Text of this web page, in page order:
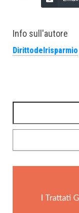
Info sull'autore
Dirittodelrisparmio